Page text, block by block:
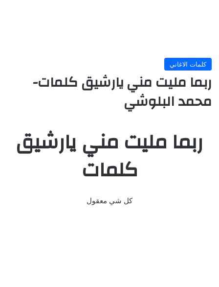
كلمات الاغاني
ربما مليت مني يارشيق كلمات-
محمد البلوشي
ربما مليت مني يارشيق
كلمات
كل شي معقول